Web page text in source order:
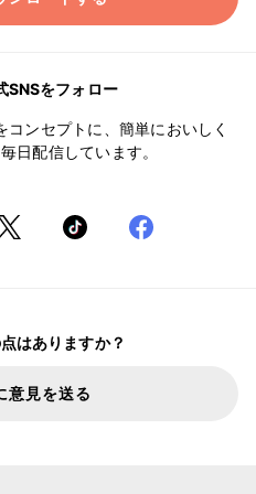
SNSをフォロー
コンセプトに、簡単においしく
日配信しています。
はありますか？
意見を送る